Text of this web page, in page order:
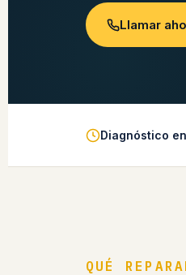
Llamar
Diagnóstico
QUÉ